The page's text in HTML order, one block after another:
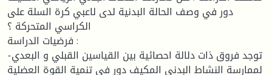
دور في وصف الحالة البدنية لدى لاعبي كرة السلة على
الكراسي المتحركة ؟
فرضيات الدراسة :
-توجد فروق ذات دلالة احصائية بين القياسين القبلي و البعدي
لممارسة النشاط البدني المكيف دور في تنمية القوة العضلية